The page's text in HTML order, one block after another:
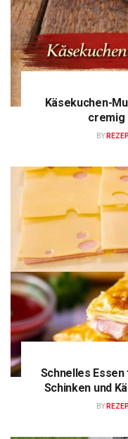
Käsekuchen-
cremig
BY
Schnelles
Schinken und
BY